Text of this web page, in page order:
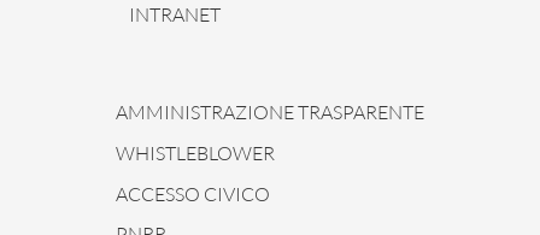
INTRANET
AMMINISTRAZIONE TRASPARENTE
WHISTLEBLOWER
ACCESSO CIVICO